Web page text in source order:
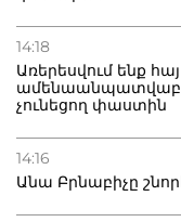
14:18
Առերեսվում ենք
չունեցող փաստին
14:16
Անա Բրնաբիչը